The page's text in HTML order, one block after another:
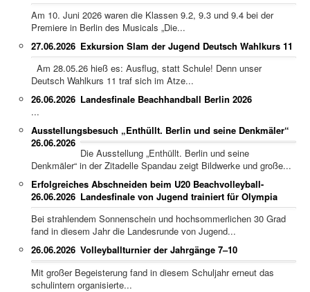
Am 10. Juni 2026 waren die Klassen 9.2, 9.3 und 9.4 bei der
Premiere in Berlin des Musicals „Die...
Exkursion Slam der Jugend Deutsch Wahlkurs 11
27.06.2026
Am 28.05.26 hieß es: Ausflug, statt Schule! Denn unser
Deutsch Wahlkurs 11 traf sich im Atze...
Landesfinale Beachhandball Berlin 2026
26.06.2026
...
Ausstellungsbesuch „Enthüllt. Berlin und seine Denkmäler“
26.06.2026
Die Ausstellung „Enthüllt. Berlin und seine
Denkmäler“ in der Zitadelle Spandau zeigt Bildwerke und große...
Erfolgreiches Abschneiden beim U20 Beachvolleyball-
Landesfinale von Jugend trainiert für Olympia
26.06.2026
Bei strahlendem Sonnenschein und hochsommerlichen 30 Grad
fand in diesem Jahr die Landesrunde von Jugend...
Volleyballturnier der Jahrgänge 7–10
26.06.2026
Mit großer Begeisterung fand in diesem Schuljahr erneut das
schulintern organisierte...